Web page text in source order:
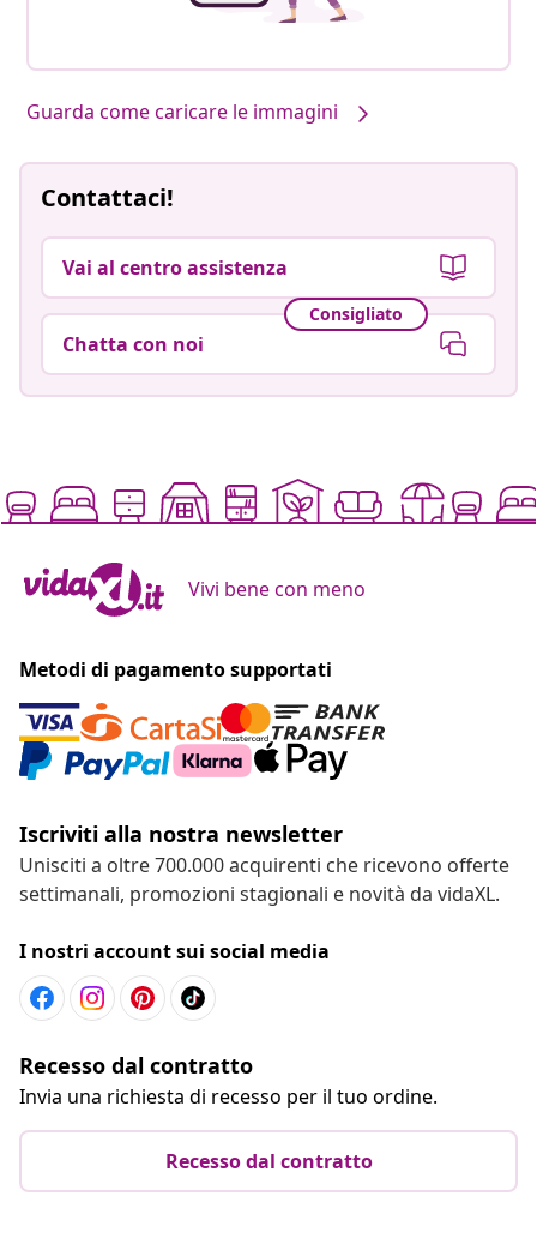
Guarda come caricare le immagini
Contattaci!
Vai al centro assistenza
Consigliato
Chatta con noi
Vivi bene con meno
Metodi di pagamento supportati
Iscriviti alla nostra newsletter
Unisciti a oltre 700.000 acquirenti che ricevono offerte
settimanali, promozioni stagionali e novità da vidaXL.
I nostri account sui social media
Recesso dal contratto
Invia una richiesta di recesso per il tuo ordine.
Recesso dal contratto